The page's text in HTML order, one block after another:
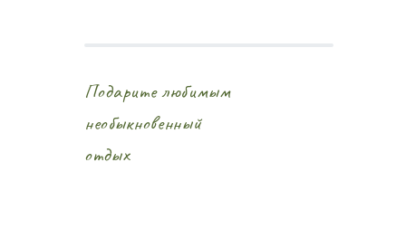
Подарите любимым
необыкновенный
отдых